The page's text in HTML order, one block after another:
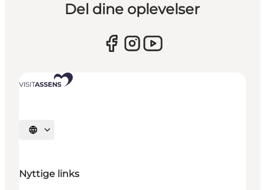
Del dine oplevelser
Vælg sprog
Nyttige links